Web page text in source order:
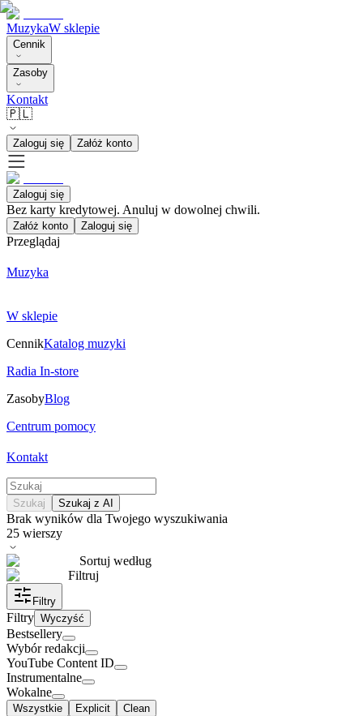
MuzykaW sklepie
Cennik
Zasoby
Kontakt
🇵🇱
Zaloguj się Załóż konto
Zaloguj się
Bez karty kredytowej. Anuluj w dowolnej chwili.
Załóż konto Zaloguj się
Przeglądaj
Muzyka
W sklepie
CennikKatalog muzyki
Radia In-store
ZasobyBlog
Centrum pomocy
Kontakt
Szukaj Szukaj z AI
Brak wyników dla Twojego wyszukiwania
25 wierszy
Sortuj według
Filtruj
Filtry
Filtry Wyczyść
Bestsellery
Wybór redakcji
YouTube Content ID
Instrumentalne
Wokalne
Wszystkie Explicit Clean